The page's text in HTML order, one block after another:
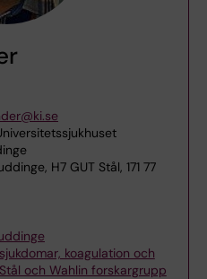
H7 GUT Stål, 171 77
koagulation och
och Wahlin forskargrupp